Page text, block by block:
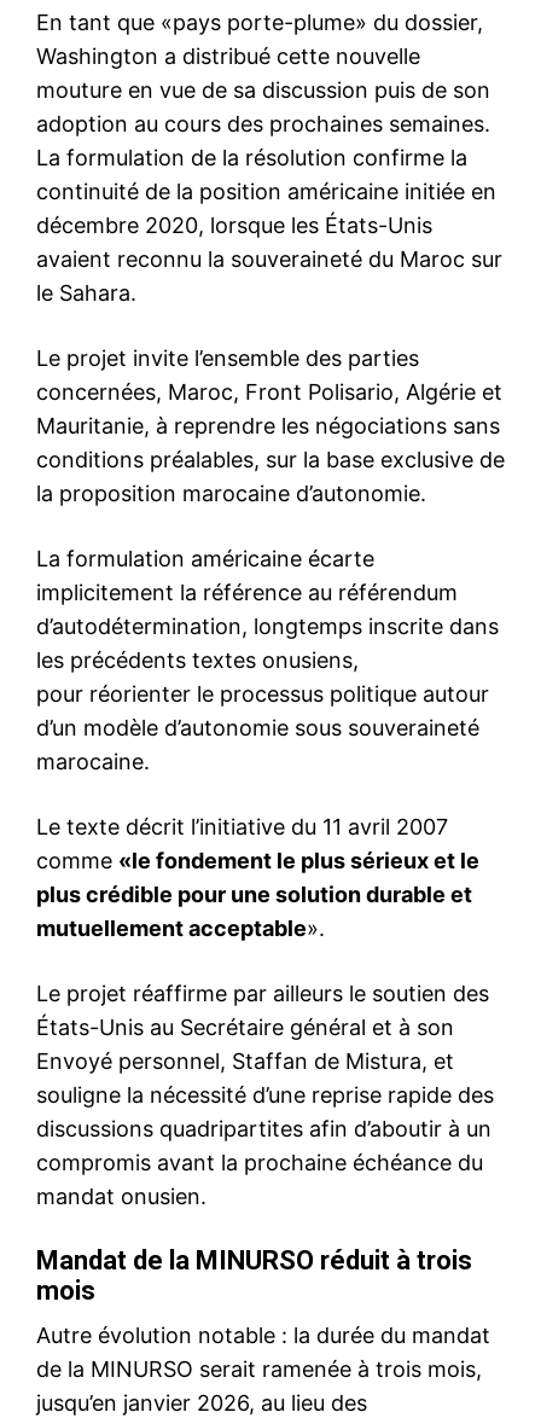
En tant que «pays porte-plume» du dossier,
Washington a distribué cette nouvelle
mouture en vue de sa discussion puis de son
adoption au cours des prochaines semaines.
La formulation de la résolution confirme la
continuité de la position américaine initiée en
décembre 2020, lorsque les États-Unis
avaient reconnu la souveraineté du Maroc sur
le Sahara.
Le projet invite l’ensemble des parties
concernées, Maroc, Front Polisario, Algérie et
Mauritanie, à reprendre les négociations sans
conditions préalables, sur la base exclusive de
la proposition marocaine d’autonomie.
La formulation américaine écarte
implicitement la référence au référendum
d’autodétermination, longtemps inscrite dans
les précédents textes onusiens,
pour réorienter le processus politique autour
d’un modèle d’autonomie sous souveraineté
marocaine.
Le texte décrit l’initiative du 11 avril 2007
comme «le fondement le plus sérieux et le
plus crédible pour une solution durable et
mutuellement acceptable».
Le projet réaffirme par ailleurs le soutien des
États-Unis au Secrétaire général et à son
Envoyé personnel, Staffan de Mistura, et
souligne la nécessité d’une reprise rapide des
discussions quadripartites afin d’aboutir à un
compromis avant la prochaine échéance du
mandat onusien.
Mandat de la MINURSO réduit à trois
mois
Autre évolution notable : la durée du mandat
de la MINURSO serait ramenée à trois mois,
jusqu’en janvier 2026, au lieu des